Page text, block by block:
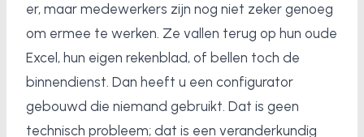
er, maar medewerkers zijn nog niet zeker genoeg
om ermee te werken. Ze vallen terug op hun oude
Excel, hun eigen rekenblad, of bellen toch de
binnendienst. Dan heeft u een configurator
gebouwd die niemand gebruikt. Dat is geen
technisch probleem; dat is een veranderkundig